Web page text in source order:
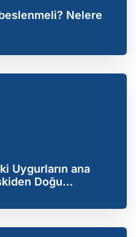
Nelere
Uygurların ana
Doğu
nasıl